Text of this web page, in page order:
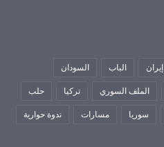
إيران الباب السودان
الملف السوري تركيا حلب
سوريا مسارات ندوة حوارية